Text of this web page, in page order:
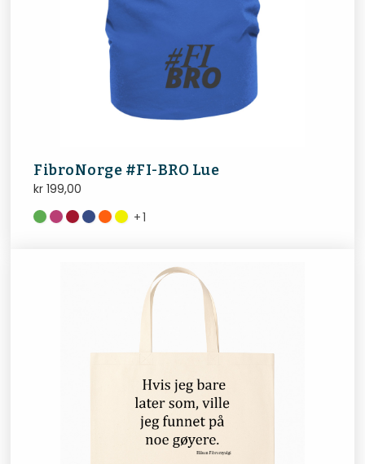
FibroNorge #FI-BRO Lue
kr 199,00
+1